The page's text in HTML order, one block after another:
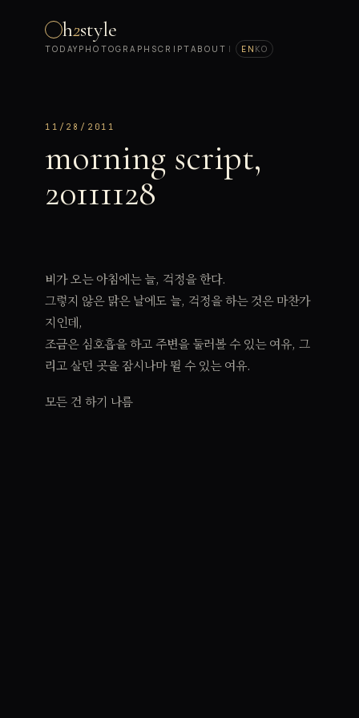
h2style
TODAY PHOTOGRAPH SCRIPTABOUT | EN KO
11/28/2011
morning script,
20111128
비가 오는 아침에는 늘, 걱정을 한다.
그렇지 않은 맑은 날에도 늘, 걱정을 하는 것은 마찬가
지인데,
조금은 심호흡을 하고 주변을 둘러볼 수 있는 여유, 그
리고 살던 곳을 잠시나마 뛸 수 있는 여유.
모든 건 하기 나름